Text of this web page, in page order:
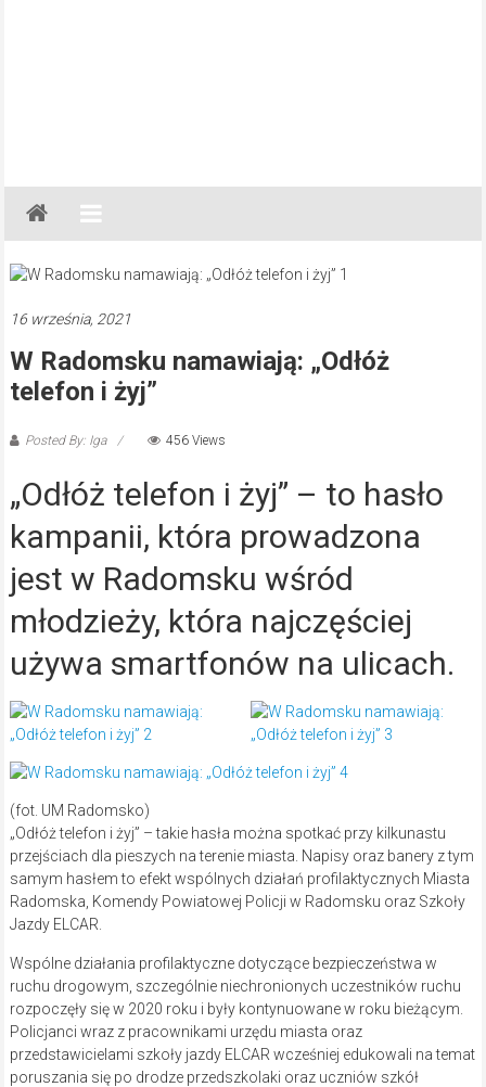
Gazeta
Regionalna
Częstochowa,
Lubliniec,
16 września, 2021
W Radomsku namawiają: „Odłóż
telefon i żyj”
Posted By: Iga 456 Views
„Odłóż telefon i żyj” – to hasło
kampanii, która prowadzona
jest w Radomsku wśród
młodzieży, która najczęściej
używa smartfonów na ulicach.
(fot. UM Radomsko)
„Odłóż telefon i żyj” – takie hasła można spotkać przy kilkunastu
przejściach dla pieszych na terenie miasta. Napisy oraz banery z tym
samym hasłem to efekt wspólnych działań profilaktycznych Miasta
Radomska, Komendy Powiatowej Policji w Radomsku oraz Szkoły
Jazdy ELCAR.
Wspólne działania profilaktyczne dotyczące bezpieczeństwa w
ruchu drogowym, szczególnie niechronionych uczestników ruchu
rozpoczęły się w 2020 roku i były kontynuowane w roku bieżącym.
Policjanci wraz z pracownikami urzędu miasta oraz
przedstawicielami szkoły jazdy ELCAR wcześniej edukowali na temat
poruszania się po drodze przedszkolaki oraz uczniów szkół